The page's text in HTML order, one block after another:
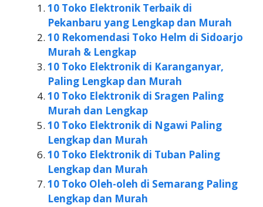
10 Toko Elektronik Terbaik di
Pekanbaru yang Lengkap dan Murah
10 Rekomendasi Toko Helm di Sidoarjo
Murah & Lengkap
10 Toko Elektronik di Karanganyar,
Paling Lengkap dan Murah
10 Toko Elektronik di Sragen Paling
Murah dan Lengkap
10 Toko Elektronik di Ngawi Paling
Lengkap dan Murah
10 Toko Elektronik di Tuban Paling
Lengkap dan Murah
10 Toko Oleh-oleh di Semarang Paling
Lengkap dan Murah